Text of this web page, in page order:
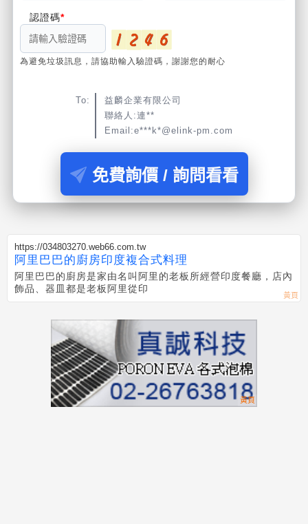
認證碼
為避免垃圾訊息，請協助輸入驗證碼，謝謝您的耐心
To:
益麟企業有限公司
聯絡人:連**
Email:e***k*@elink-pm.com
免費詢價 / 詢問看看
https://034803270.web66.com.tw
阿里巴巴的廚房印度複合式料理
阿里巴巴的廚房是家由名叫阿里的老板所經營印度餐廳，店內
飾品、器皿都是老板阿里從印